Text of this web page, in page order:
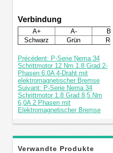
Verbindung
A+ A-
Schwarz
Grün
Précédent: P-Serie Nema 34
Schrittmotor 12 Nm 1.8 Grad 2-
Phasen 6.0A 4-Draht mit
elektromagnetischer Bremse
Suivant: P-Serie Nema 34
Schrittmotor 1.8 Grad 8,5 Nm
6,0A 2 Phasen mit
Elektromagnetischer Bremse
Verwandte Produkte